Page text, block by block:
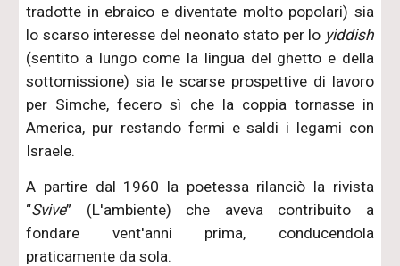
tradotte in ebraico e diventate molto popolari) sia
lo scarso interesse del neonato stato per lo yiddish
(sentito a lungo come la lingua del ghetto e della
sottomissione) sia le scarse prospettive di lavoro
per Simche, fecero sì che la coppia tornasse in
America, pur restando fermi e saldi i legami con
Israele.
A partire dal 1960 la poetessa rilanciò la rivista
“Svive” (L'ambiente) che aveva contribuito a
fondare vent'anni prima, conducendola
praticamente da sola.